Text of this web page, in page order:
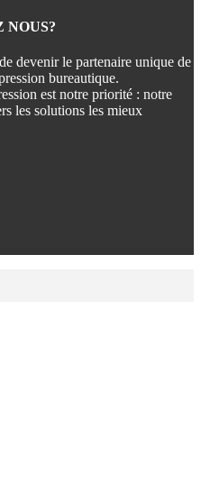
NOUS?
devenir le partenaire unique de
bureautique.
est notre priorité : notre
les solutions les mieux